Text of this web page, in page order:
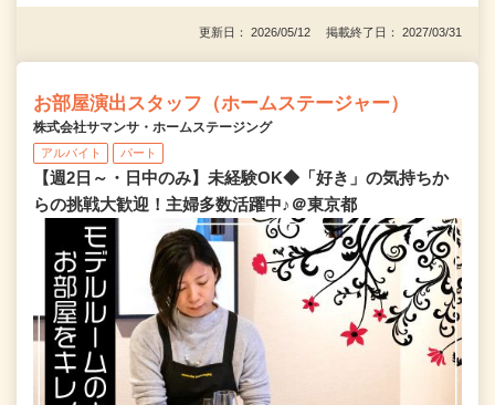
更新日： 2026/05/12 掲載終了日： 2027/03/31
お部屋演出スタッフ（ホームステージャー）
株式会社サマンサ・ホームステージング
アルバイト パート
【週2日～・日中のみ】未経験OK◆「好き」の気持ちか
らの挑戦大歓迎！主婦多数活躍中♪＠東京都